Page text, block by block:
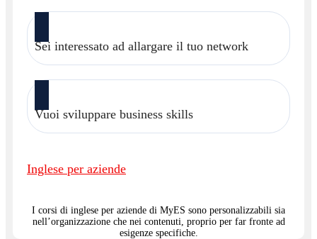
Sei interessato ad allargare il tuo network
Vuoi sviluppare business skills
Inglese per aziende
I corsi di inglese per aziende di MyES sono personalizzabili sia
nell’organizzazione che nei contenuti, proprio per far fronte ad
esigenze specifiche.